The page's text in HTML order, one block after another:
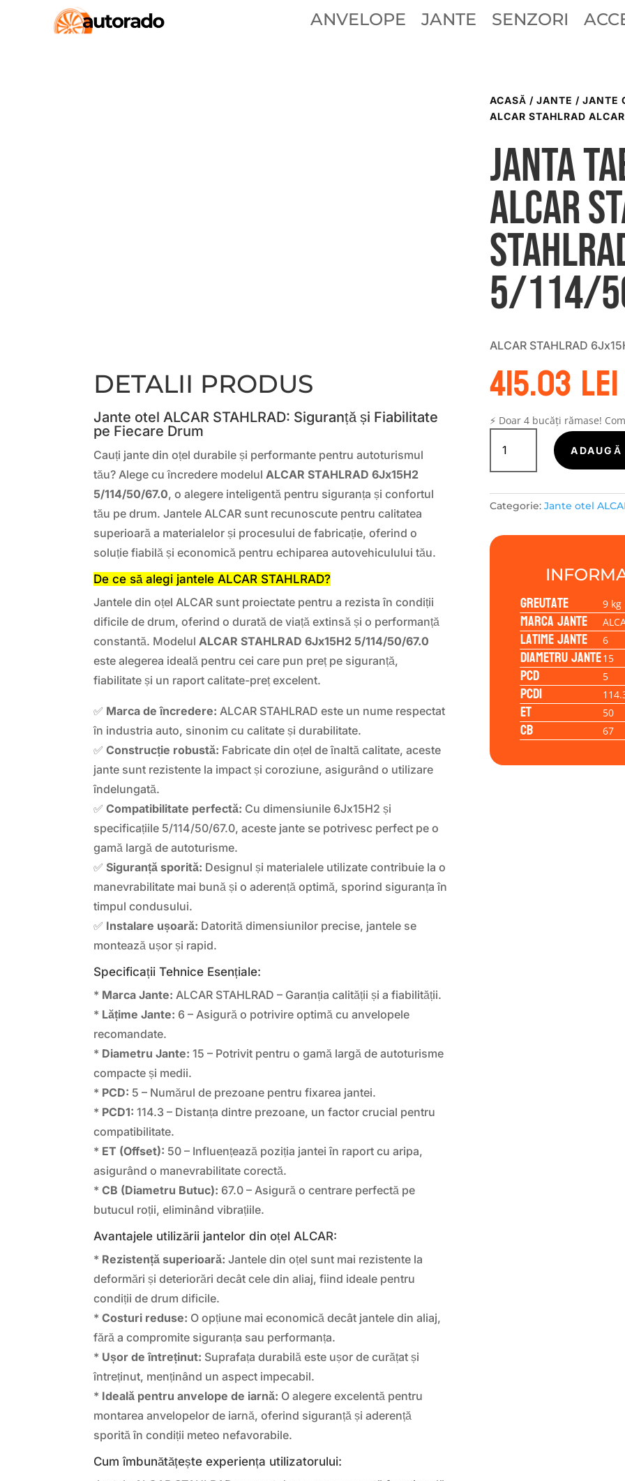
ANVELOPE JANTE SENZORI
DETALII PRODUS
Jante otel ALCAR STAHLRAD: Siguranță și Fiabilitate
pe Fiecare Drum
Cauți jante din oțel durabile și performante pentru autoturismul
tău? Alege cu încredere modelul ALCAR STAHLRAD 6Jx15H2
5/114/50/67.0, o alegere inteligentă pentru siguranța și confortul
tău pe drum. Jantele ALCAR sunt recunoscute pentru calitatea
superioară a materialelor și procesului de fabricație, oferind o
soluție fiabilă și economică pentru echiparea autovehiculului tău.
De ce să alegi jantele ALCAR STAHLRAD?
Jantele din oțel ALCAR sunt proiectate pentru a rezista în condiții
dificile de drum, oferind o durată de viață extinsă și o performanță
constantă. Modelul ALCAR STAHLRAD 6Jx15H2 5/114/50/67.0
este alegerea ideală pentru cei care pun preț pe siguranță,
fiabilitate și un raport calitate-preț excelent.
✅ Marca de încredere: ALCAR STAHLRAD este un nume respectat
în industria auto, sinonim cu calitate și durabilitate.
✅Construcție robustă: Fabricate din oțel de înaltă calitate, aceste
jante sunt rezistente la impact și coroziune, asigurând o utilizare
îndelungată.
✅Compatibilitate perfectă: Cu dimensiunile 6Jx15H2 și
specificațiile 5/114/50/67.0, aceste jante se potrivesc perfect pe o
gamă largă de autoturisme.
✅Siguranță sporită: Designul și materialele utilizate contribuie la o
manevrabilitate mai bună și o aderență optimă, sporind siguranța în
timpul condusului.
✅ Instalare ușoară: Datorită dimensiunilor precise, jantele se
montează ușor și rapid.
Specificații Tehnice Esențiale:
* Marca Jante: ALCAR STAHLRAD – Garanția calității și a fiabilității.
* Lățime Jante: 6 – Asigură o potrivire optimă cu anvelopele
recomandate.
* Diametru Jante: 15 – Potrivit pentru o gamă largă de autoturisme
compacte și medii.
* PCD: 5 – Numărul de prezoane pentru fixarea jantei.
* PCD1: 114.3 – Distanța dintre prezoane, un factor crucial pentru
compatibilitate.
* ET (Offset): 50 – Influențează poziția jantei în raport cu aripa,
asigurând o manevrabilitate corectă.
*CB (Diametru Butuc): 67.0 – Asigură o centrare perfectă pe
butucul roții, eliminând vibrațiile.
Avantajele utilizării jantelor din oțel ALCAR:
* Rezistență superioară: Jantele din oțel sunt mai rezistente la
deformări și deteriorări decât cele din aliaj, fiind ideale pentru
condiții de drum dificile.
*Costuri reduse: O opțiune mai economică decât jantele din aliaj,
fără a compromite siguranța sau performanța.
* Ușor de întreținut: Suprafața durabilă este ușor de curățat și
întreținut, menținând un aspect impecabil.
* Ideală pentru anvelope de iarnă: O alegere excelentă pentru
montarea anvelopelor de iarnă, oferind siguranță și aderență
sporită în condiții meteo nefavorabile.
Cum îmbunătățește experiența utilizatorului:
ACASĂ / JANTE / JANTE
ALCAR STAHLRAD
Janta
ALCAR
5/114/
ALCAR STAHLRAD
415.03lei
⚡ Doar 4 bucăți rămase!
Cantitate
Janta
tabla
ALCAR
STAHLRAD
ALCAR
STAHLRAD
5/114/50/67.0
Categorie: Jante otel
Greutate 9 kg
Marca jante
Latime jante 6
Diametru jante15
PCD 5
PCD1
ET 50
CB 67